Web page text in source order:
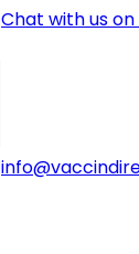
Chat with us